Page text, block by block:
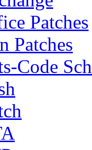
Patches
Patches
Code